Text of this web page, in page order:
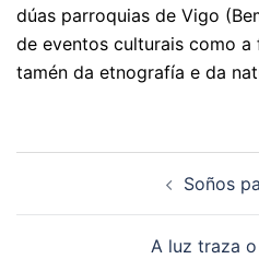
dúas parroquias de Vigo
de eventos culturais como a
tamén da etnografía e da
Soños
A luz traza